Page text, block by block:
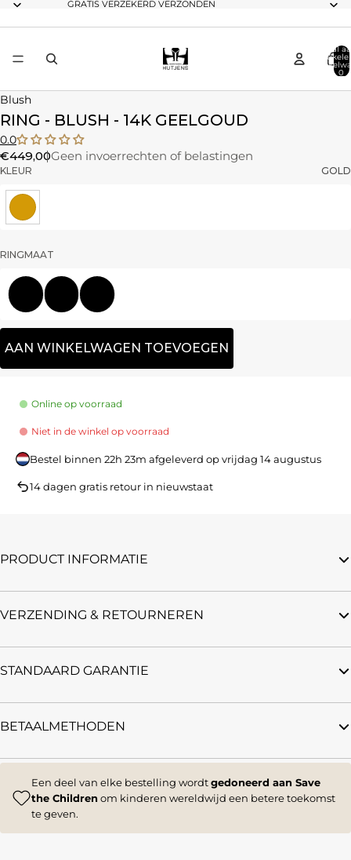
GRATIS VERZEKERD VERZONDEN
Totaal
0
Blush
RING - BLUSH - 14K GEELGOUD
0.0
€449,00Geen invoerrechten of belastingen
KLEUR GOLD
RINGMAAT
AAN WINKELWAGEN TOEVOEGEN
Online op voorraad
Niet in de winkel op voorraad
Bestel binnen 22h 23m afgeleverd opvrijdag 14 augustus
14 dagen gratis retour in nieuwstaat
PRODUCT INFORMATIE
VERZENDING & RETOURNEREN
STANDAARD GARANTIE
BETAALMETHODEN
Een deel van elke bestelling wordtgedoneerd aan Save
the Children om kinderen wereldwijd een betere toekomst
te geven.